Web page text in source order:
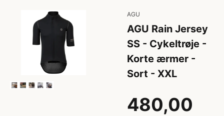
AGU
AGU Rain Jersey
SS - Cykeltrøje -
Korte ærmer -
Sort - XXL
480,00